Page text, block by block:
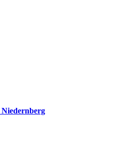
Niedernberg